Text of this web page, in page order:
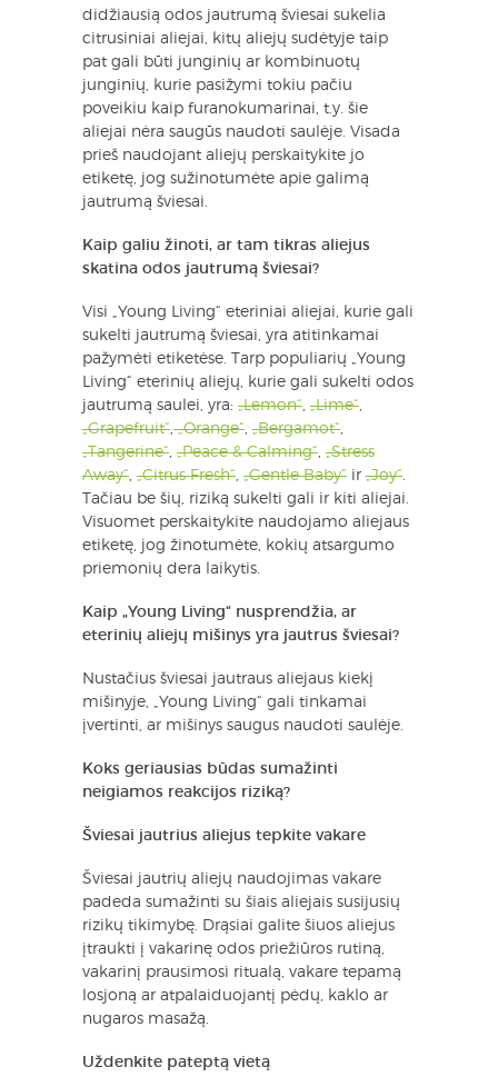
didžiausią odos jautrumą šviesai sukelia
citrusiniai aliejai, kitų aliejų sudėtyje taip
pat gali būti junginių ar kombinuotų
junginių, kurie pasižymi tokiu pačiu
poveikiu kaip furanokumarinai, t.y. šie
aliejai nėra saugūs naudoti saulėje. Visada
prieš naudojant aliejų perskaitykite jo
etiketę, jog sužinotumėte apie galimą
jautrumą šviesai.
Kaip galiu žinoti, ar tam tikras aliejus
skatina odos jautrumą šviesai?
Visi „Young Living“ eteriniai aliejai, kurie gali
sukelti jautrumą šviesai, yra atitinkamai
pažymėti etiketėse. Tarp populiarių „Young
Living“ eterinių aliejų, kurie gali sukelti odos
jautrumą saulei, yra: „Lemon“ „Lime“
„Grapefruit“ „Orange“ „Bergamot“
„Tangerine“ „Peace & Calming“ „Stress
Away“ „Citrus Fresh“ „Gentle Baby“ ir „Joy“
Tačiau be šių, riziką sukelti gali ir kiti aliejai.
Visuomet perskaitykite naudojamo aliejaus
etiketę, jog žinotumėte, kokių atsargumo
priemonių dera laikytis.
Kaip „Young Living“ nusprendžia, ar
eterinių aliejų mišinys yra jautrus šviesai?
Nustačius šviesai jautraus aliejaus kiekį
mišinyje, „Young Living“ gali tinkamai
įvertinti, ar mišinys saugus naudoti saulėje.
Koks geriausias būdas sumažinti
neigiamos reakcijos riziką?
Šviesai jautrius aliejus tepkite vakare
Šviesai jautrių aliejų naudojimas vakare
padeda sumažinti su šiais aliejais susijusių
rizikų tikimybę. Drąsiai galite šiuos aliejus
įtraukti į vakarinę odos priežiūros rutiną,
vakarinį prausimosi ritualą, vakare tepamą
losjoną ar atpalaiduojantį pėdų, kaklo ar
nugaros masažą.
Uždenkite pateptą vietą